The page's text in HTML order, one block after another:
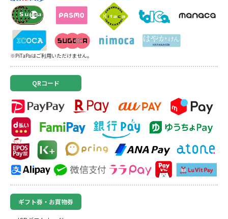
※PiTaPaはご利用いただけません。
QRコード
ギフト券・お買物券